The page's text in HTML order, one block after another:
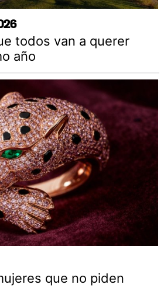
todos van a querer
año
que no piden